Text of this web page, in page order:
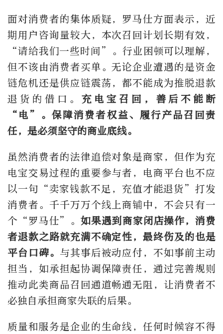
面对消费者的集体质疑，罗马仕方面表示，近
期用户咨询量较大，本次召回计划长期有效，
“请给我们一些时间”。行业困顿可以理解，
但不该由消费者买单。无论企业遭遇的是资金
链危机还是供应链震荡，都不能成为推脱退款
退货的借口。充电宝召回，善后不能断
“电”。保障消费者权益、履行产品召回责
任，是必须坚守的商业底线。
虽然消费者的法律追偿对象是商家，但作为充
电宝交易过程的重要参与者，电商平台也不应
以一句“卖家钱款不足，充值才能退货”打发
消费者。千千万万个线上商铺中，不会只有一
个“罗马仕”。如果遇到商家闭店操作，消费
者退款之路就充满不确定性，最终伤及的也是
平台口碑。 与其事后被动应付，不如事前主动
担当，如承担起协调保障责任，通过完善规则
推动此类商品召回通道畅通无阻，让消费者不
必独自承担商家失联的后果。
质量和服务是企业的生命线，任何时候容不得